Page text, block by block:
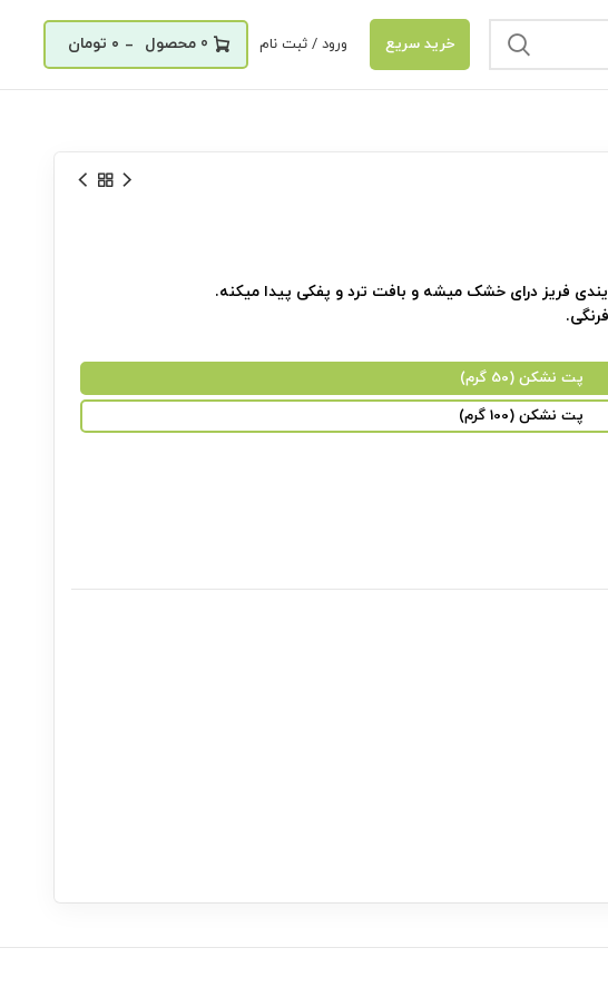
خرید سریع ورود / ثبت نام 0
_ ۰ تومان
فریز درای خشک میشه و بافت ترد و پفکی پیدا میکنه.
پت نشکن (50 گرم)
پت نشکن (100 گرم)